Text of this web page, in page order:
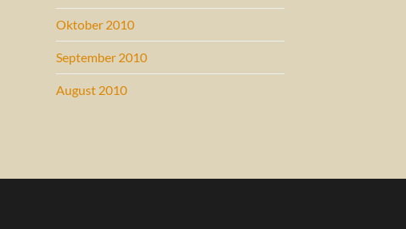
Oktober 2010
September 2010
August 2010